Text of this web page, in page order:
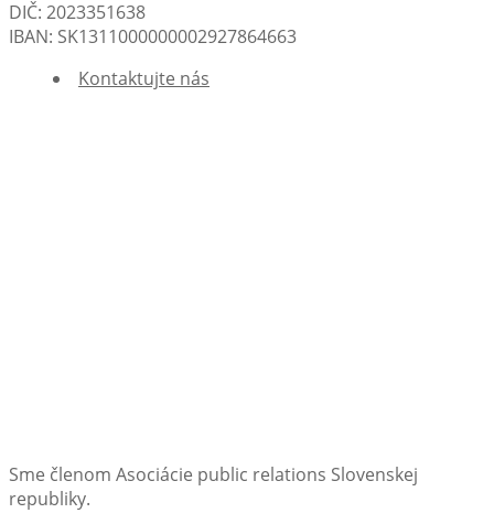
DIČ: 2023351638
IBAN: SK1311000000002927864663
Kontaktujte nás
Sme členom Asociácie public relations Slovenskej
republiky.